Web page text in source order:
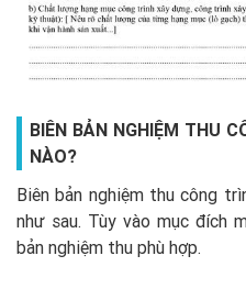
BIÊN BẢN NGHIỆM THU
NÀO?
Biên bản nghiệm thu công
như sau. Tùy vào mục đích
bản nghiệm thu phù hợp.